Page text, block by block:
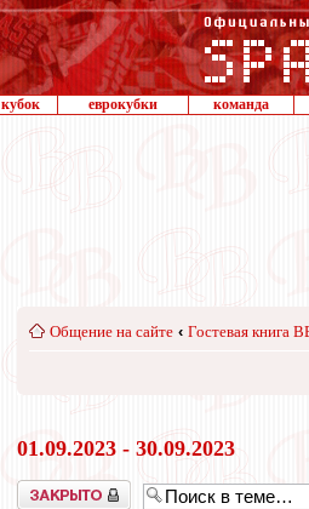
кубок еврокубки команда
Общение на сайте ‹ Гостевая книга
01.09.2023 - 30.09.2023
Закрыто